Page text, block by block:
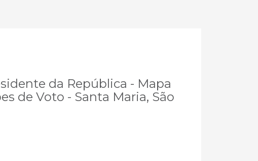
da República - Mapa
de Voto - Santa Maria, São